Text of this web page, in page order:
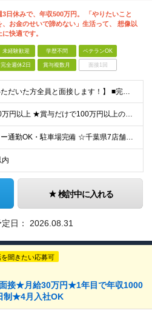
3日休みで、年収500万円。 「やりたいこと
、お金のせいで諦めない」生活って、 想像以
上に快適です。
未経験歓迎 学歴不問 ベテランOK
完全週休2日 賞与複数月 面接1回
【応募いただいた方全員と面接します！】 ■完全未経験OK ■転職回数・前職・スキル・学歴不問 ■20代～30代活躍中！ ★第二新卒も大歓迎 「新卒で入社したけど、環境が合わなくて早期に退職してしまっ
★月給30万円以上 ★賞与だけで100万円以上の支給実績も ★1年で年収1000万円のメンバー在籍 ★インセンティブで月20万円獲得した実績も 月給30万円～50万円＋賞与年1回（最大3カ月分）＋イ
☆マイカー通勤OK・駐車場完備 ☆千葉県7店舗で募集 ☆2026年新店舗立ち上げ店舗あり ☆転勤なし 本社、もしくは以下店舗での勤務になります。 【本社】 千葉県印旛郡酒々井町本佐倉457-2
内
検討中に入れる
日： 2026.08.31
を聞きたい応募可
接★月給30万円★1年目で年収1000
制★4月入社OK